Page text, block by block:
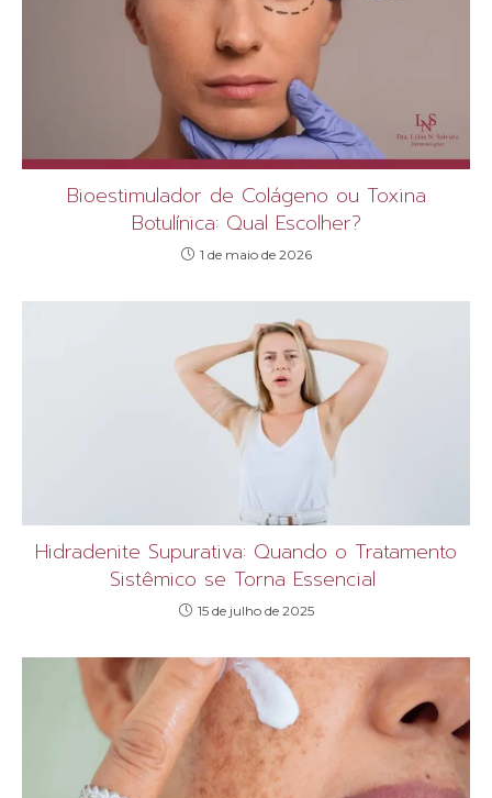
Bioestimulador de Colágeno ou Toxina
Botulínica: Qual Escolher?
1 de maio de 2026
Hidradenite Supurativa: Quando o Tratamento
Sistêmico se Torna Essencial
15 de julho de 2025